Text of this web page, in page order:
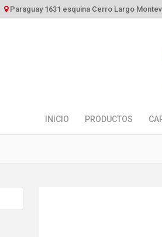
Paraguay 1631 esquina Cerro Largo
INICIO PRODUCTOS